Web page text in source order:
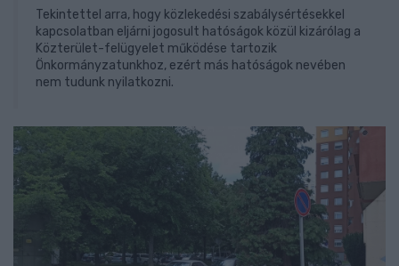
Tekintettel arra, hogy közlekedési szabálysértésekkel
kapcsolatban eljárni jogosult hatóságok közül kizárólag a
Közterület-felügyelet működése tartozik
Önkormányzatunkhoz, ezért más hatóságok nevében
nem tudunk nyilatkozni.